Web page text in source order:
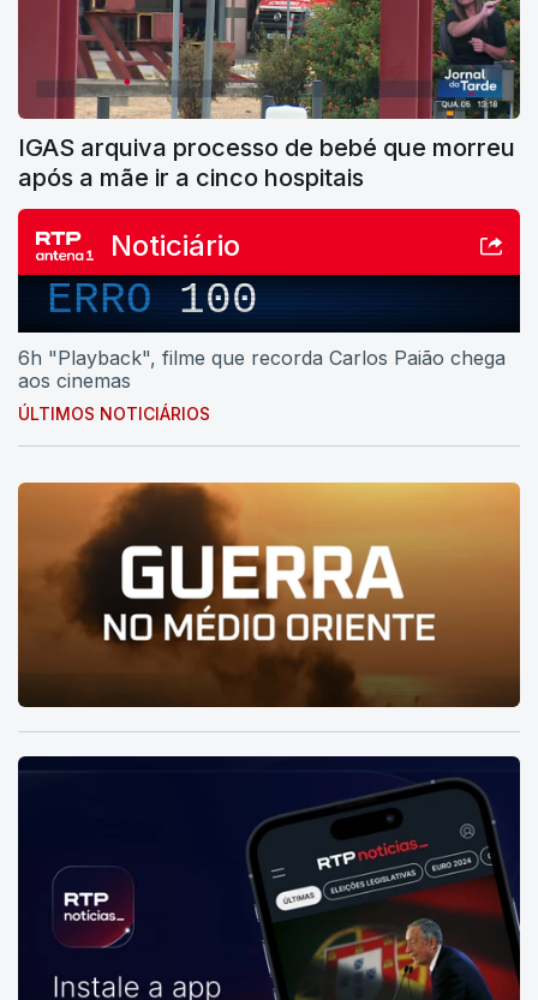
IGAS arquiva processo de bebé que morreu
após a mãe ir a cinco hospitais
Noticiário
ERRO100
6h "Playback", filme que recorda Carlos Paião chega
aos cinemas
ÚLTIMOS NOTICIÁRIOS